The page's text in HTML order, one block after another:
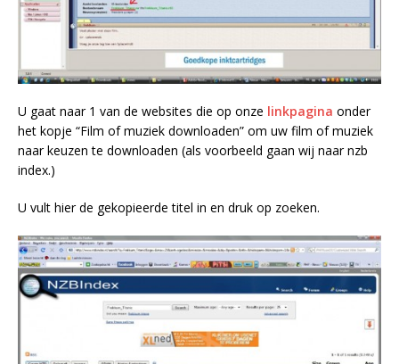
U gaat naar 1 van de websites die op onze linkpagina onder
het kopje “Film of muziek downloaden” om uw film of muziek
naar keuzen te downloaden (als voorbeeld gaan wij naar nzb
index.)
U vult hier de gekopieerde titel in en druk op zoeken.